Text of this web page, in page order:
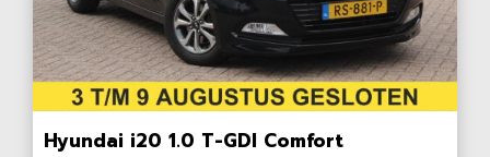
Hyundai i20 1.0 T-GDI Comfort